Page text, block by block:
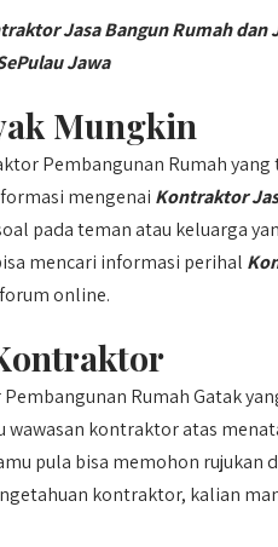
Jasa Bangun Rumah dan
Jawa
Mungkin
Pembangunan Rumah
mengenai Kontraktor
pada teman atau keluarga
mencari informasi perihal
online.
Rumah Gatak
wawasan kontraktor atas
pula bisa memohon rujukan
kontraktor, kalian